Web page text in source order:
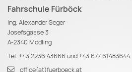
Fahrschule Fürböck
Ing. Alexander Seger
Josefsgasse 3
A-2340 Mödling
Tel. +43 2236 43666 und+43 677 61483644
office(at)fuerboeck.at